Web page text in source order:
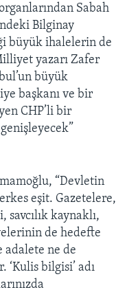
Sabah
Bilginay
büyük ihalelerin de
yazarı Zafer
büyük
başkanı ve bir
CHP’li bir
“Devletin
eşit. Gazetelere,
kaynaklı,
de hedefte
adalete ne de
‘Kulis bilgisi’ adı